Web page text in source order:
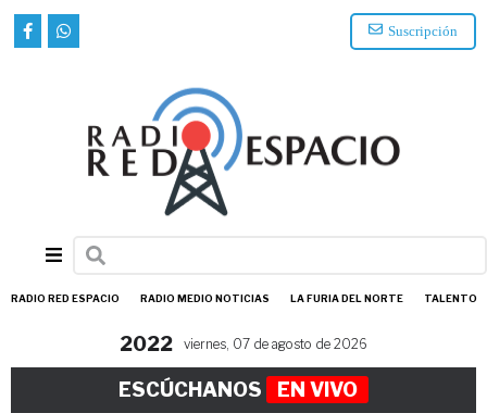
Suscripción
RADIO RED ESPACIO RADIO MEDIO NOTICIAS LA FURIA DEL NORTE TALENTO
2022 viernes, 07 de agosto de 2026
ESCÚCHANOS EN VIVO